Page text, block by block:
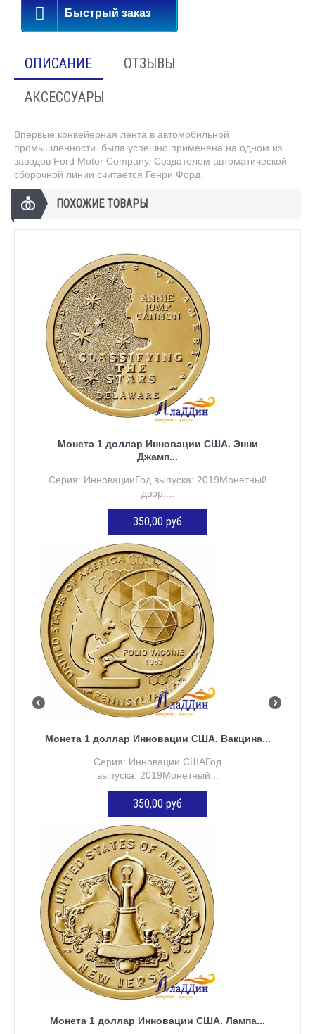
Быстрый заказ
ОПИСАНИЕ
ОТЗЫВЫ
АКСЕССУАРЫ
Впервые конвейерная лента в автомобильной
промышленности была успешно применена на одном из
заводов Ford Motor Company. Создателем автоматической
сборочной линии считается Генри Форд.
ПОХОЖИЕ ТОВАРЫ
Монета 1 доллар Инновации США. Энни
Джамп...
Серия: ИнновацииГод выпуска: 2019Монетный
двор:...
350,00 руб
ДОБАВИТЬ В КОРЗИНУ
Монета 1 доллар Инновации США. Вакцина...
Серия: Инновации СШАГод
выпуска: 2019Монетный...
350,00 руб
ДОБАВИТЬ В КОРЗИНУ
Монета 1 доллар Инновации США. Лампа...